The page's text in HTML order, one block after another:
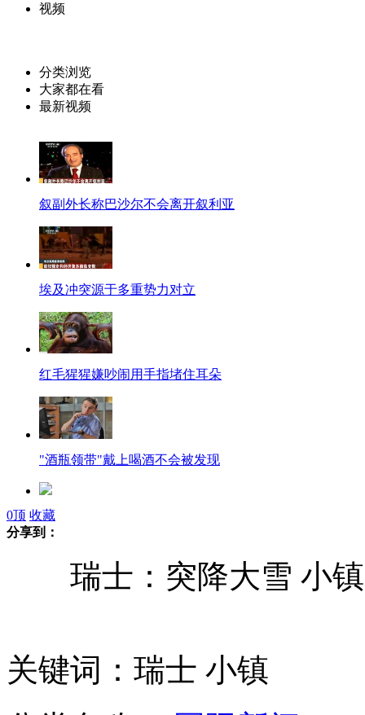
视频
分类浏览
大家都在看
最新视频
叙副外长称巴沙尔不会离开叙利亚
埃及冲突源于多重势力对立
红毛猩猩嫌吵闹用手指堵住耳朵
"酒瓶领带"戴上喝酒不会被发现
男幼师因4岁幼童没坐好将其打伤
大连5名女子浴池洗澡后全身乏力
0顶 收藏
分享到：
瑞士：突降大雪 小镇
关键词：瑞士 小镇